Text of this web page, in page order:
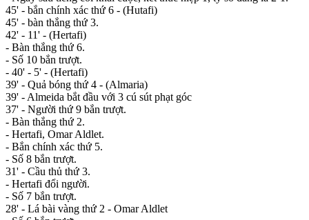
45' - bắn chính xác thứ 6 - (Hutafi)
45' - bàn thắng thứ 3.
42' - 11' - (Hertafi)
- Bàn thắng thứ 6.
- Số 10 bắn trượt.
- 40' - 5' - (Hertafi)
39' - Quả bóng thứ 4 - (Almaria)
39' - Almeida bắt đầu với 3 cú sút phạt góc
37' - Người thứ 9 bắn trượt.
- Bàn thắng thứ 2.
- Hertafi, Omar Aldlet.
- Bắn chính xác thứ 5.
- Số 8 bắn trượt.
31' - Cầu thủ thứ 3.
- Hertafi đổi người.
- Số 7 bắn trượt.
28' - Lá bài vàng thứ 2 - Omar Aldlet